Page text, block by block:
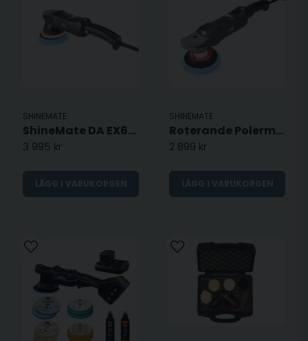
SHINEMATE
ShineMate DA EX610-21 - 150mm
3 995 kr
LÄGG I VARUKORGEN
SHINEMATE
Roterande Polermaskin EP802
2 899 kr
LÄGG I VARUKORGEN